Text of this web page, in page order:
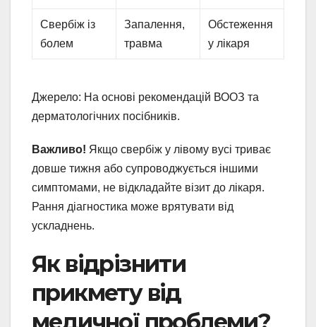
Свербіж із
болем
Запалення,
травма
Обстеження
у лікаря
Джерело: На основі рекомендацій ВООЗ та
дерматологічних посібників.
Важливо! Якщо свербіж у лівому вусі триває
довше тижня або супроводжується іншими
симптомами, не відкладайте візит до лікаря.
Рання діагностика може врятувати від
ускладнень.
Як відрізнити
прикмету від